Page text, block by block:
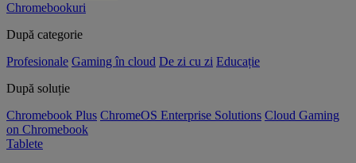
Chromebookuri
După categorie
Profesionale Gaming în cloud De zi cu zi Educație
După soluție
Chromebook Plus ChromeOS Enterprise Solutions Cloud Gaming
on Chromebook
Tablete